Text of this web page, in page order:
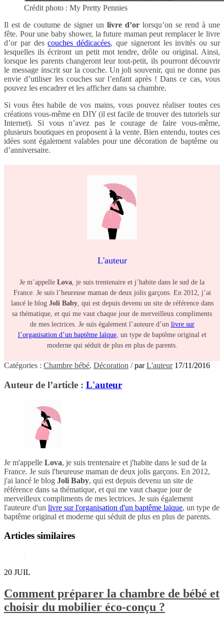
Crédit photo : My Pretty Pennies
Il est de coutume de signer un livre d’or lorsqu’on se rend à une
fête. Pour une baby shower, la future maman peut remplacer le livre
d’or par descouches dédicacées, que signeront les invités ou sur
lesquelles ils écriront un petit mot tendre, drôle ou original. Ainsi,
lorsque les parents changeront leur tout-petit, ils pourront découvrir
le message inscrit sur la couche. Un joli souvenir, qui ne donne pas
envie d’utiliser les couches sur l’enfant après ! Dans ce cas, vous
pouvez les encadrer et les afficher dans sa chambre.
Si vous êtes habile de vos mains, vous pouvez réaliser toutes ces
créations vous-même en DIY (il est facile de trouver des tutoriels sur
Internet). Si vous n’avez pas le courage de faire vous-même,
plusieurs boutiques en proposent à la vente. Bien entendu, toutes ces
idées sont également valables pour une décoration de baptême ou
d’anniversaire.
L'auteur
Je m’appelle Lova, je suis trentenaire et j’habite dans le sud de la
France. Je suis l’heureuse maman de deux jolis garçons. En 2012, j’ai
lancé le blog Joli Baby, qui est depuis devenu un site de référence dans
sa thématique, et qui me vaut chaque jour de merveilleux compliments
de mes lectrices. Je suis également l’auteure d’un livre sur
l’organisation d’un baptême laïque, un type de baptême original et
moderne qui séduit de plus en plus de parents.
Catégories : Chambre bébé, Décoration /parL'auteur 17/11/2016
Auteur de l’article : L'auteur
Je m'appelle Lova, je suis trentenaire et j'habite dans le sud de la
France. Je suis l'heureuse maman de deux jolis garçons. En 2012,
j'ai lancé le blog Joli Baby, qui est depuis devenu un site de
référence dans sa thématique, et qui me vaut chaque jour de
merveilleux compliments de mes lectrices. Je suis également
l'auteure d'un livre sur l'organisation d'un baptême laïque, un type de
baptême original et moderne qui séduit de plus en plus de parents.
Articles similaires
20 JUIL
Comment préparer la chambre de bébé et
choisir du mobilier éco-conçu ?